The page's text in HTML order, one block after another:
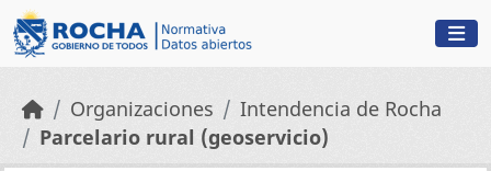
Skip to main content
Organizaciones
Intendencia de Rocha
Parcelario rural (geoservicio)